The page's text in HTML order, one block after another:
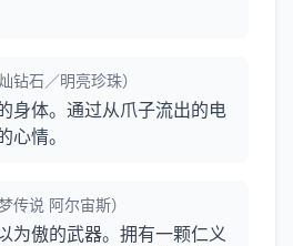
钻石／明亮珍珠）
身体。通过从爪子流出的电
心情。
传说 阿尔宙斯）
为傲的武器。拥有一颗仁义